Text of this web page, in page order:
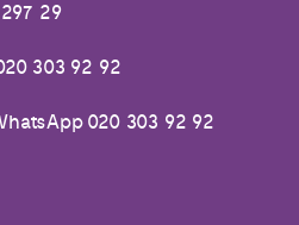
29
303 92 92
020 303 92 92